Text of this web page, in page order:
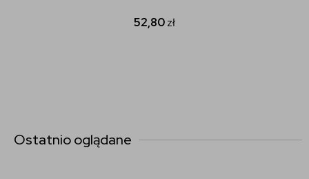
52,80zł
Ostatnio oglądane